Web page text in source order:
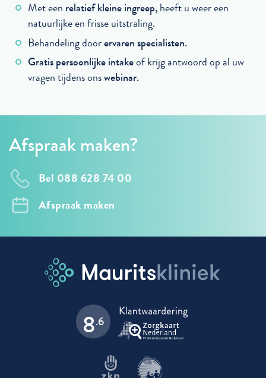
Met een relatief kleine ingreep, heeft u weer een
natuurlijke en frisse uitstraling.
Behandeling doorervaren specialisten.
Gratis persoonlijke intakeof krijg antwoord op al uw
vragen tijdens onswebinar.
Afspraak maken?
Bel 088 628 74 00
Afspraak maken
8.6